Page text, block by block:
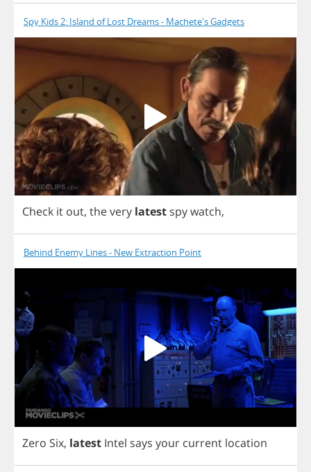
Spy Kids 2: Island of Lost Dreams - Machete's Gadgets
Check it out, thevery latest spywatch,
Behind Enemy Lines - New Extraction Point
Zero Six, latest Intel says your current location